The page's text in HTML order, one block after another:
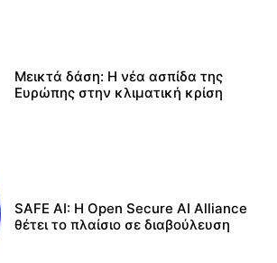
Μεικτά δάση: Η νέα ασπίδα της
Ευρώπης στην κλιματική κρίση
SAFE AI: Η Open Secure AI Alliance
θέτει το πλαίσιο σε διαβούλευση